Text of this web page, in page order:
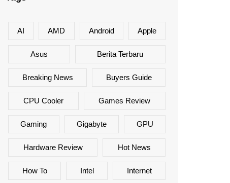
AI AMD Android Apple
Asus Berita Terbaru
Breaking News Buyers Guide
CPU Cooler Games Review
Gaming Gigabyte GPU
Hardware Review Hot News
How To Intel Internet